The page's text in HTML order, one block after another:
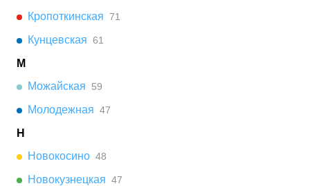
Кропоткинская 71
Кунцевская 61
М
Можайская
59
Молодежная 47
Н
Новокосино 48
Новокузнецкая 47